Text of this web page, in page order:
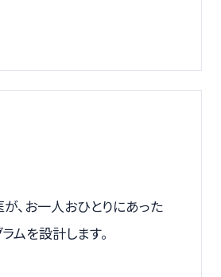
、お一人おひとりにあった
ムを設計します。